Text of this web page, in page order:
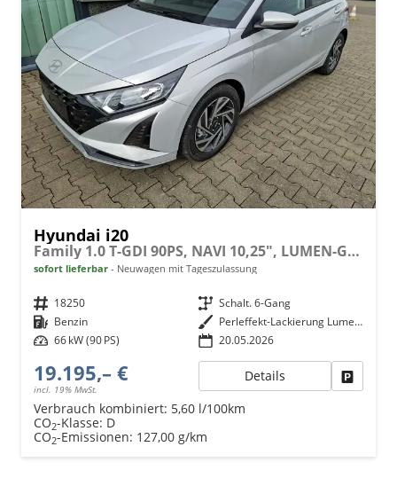
Hyundai i20
Family 1.0 T-GDI 90PS, NAVI 10,25", LUMEN-GREY METALLIC, Winter-Pack: Sitzheizung + Lenkradheizung, 16" ALU, Klimaautomatik, Privacy-Glas, Parksensoren hinten, Rückfahrkamera, Tempomat, Lederlenkrad, Reserverad, Alarm, Armlehne, 4x elektr. Fensterheber
sofort lieferbar Neuwagen mit Tageszulassung
Fahrzeugnr. 18250 Getriebe Schalt. 6-Gang
Kraftstoff Benzin Außenfarbe
Perleffekt-Lackierung Lumen-Grey
Leistung 66 kW (90 PS) 20.05.2026
19.195,– €
incl. 19% MwSt.
Details
Verbrauch kombiniert: 5,60 l/100km
CO2-Klasse: D
CO2-Emissionen: 127,00 g/km